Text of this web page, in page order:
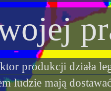
produkcji działa
ludzie mają